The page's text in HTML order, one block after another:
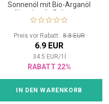
Sonnenöl mit Bio-Arganöl
für schnelle Bräunung
Preis vor Rabatt:8.8 EUR
6.9 EUR
34.5 EUR/1
RABATT 22%
IN DEN WARENKORB